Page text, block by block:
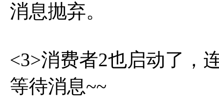
消息抛弃。
<3>消费者2也启动了，
等待消息~~